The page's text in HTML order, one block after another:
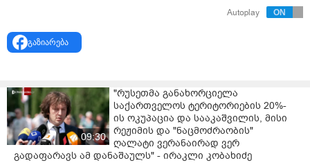
ვეყ­ნებს ვი­დეოკად­რებს, სა­დაც ჩანს ფი­ზი­კუ­რი და­პი­
რის­პი­რე­ბა მასა და "ქარ­თუ­ლი ოც­ნე­ბის" დე­პუ­ტა­ტებს,
Autoplay
გაზიარება
09:30
"რუსეთმა განახორციელა
საქართველოს ტერიტორიების 20%-
ის ოკუპაცია და სააკაშვილის, მისი
რეჟიმის და "ნაცმოძრაობის"
ღალატი ვერანაირად ვერ
გადაფარავს ამ დანაშაულს" - ირაკლი კობახიძე